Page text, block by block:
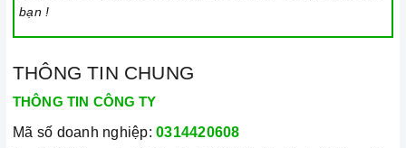
bạn !
THÔNG TIN CHUNG
THÔNG TIN CÔNG TY
Mã số doanh nghiệp: 0314420608